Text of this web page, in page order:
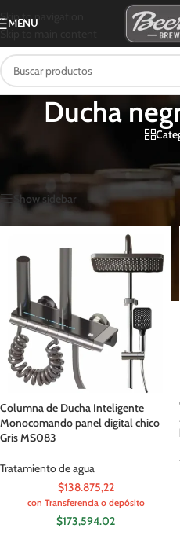
Skip to navigation
Skip to main content
MENU
Ducha
Mostrando los 2 resultados
Show sidebar
Columna de Ducha Inteligente
Monocomando panel digital chico
Gris MS083
Tratamiento de agua
$138.875,22
con Transferencia o depósito
$173,594.02